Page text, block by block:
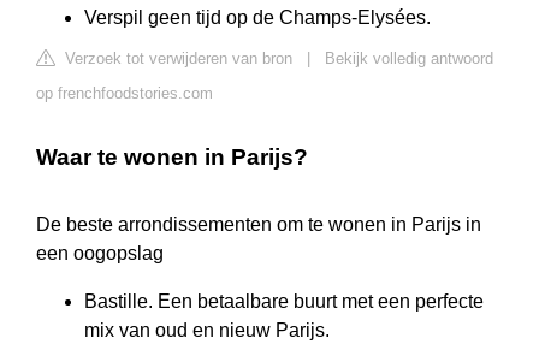
Verspil geen tijd op de Champs-Elysées.
Verzoek tot verwijderen van bron
Bekijk volledig antwoord
op frenchfoodstories.com
Waar te wonen in Parijs?
De beste arrondissementen om te wonen in Parijs in
een oogopslag
Bastille. Een betaalbare buurt met een perfecte
mix van oud en nieuw Parijs.